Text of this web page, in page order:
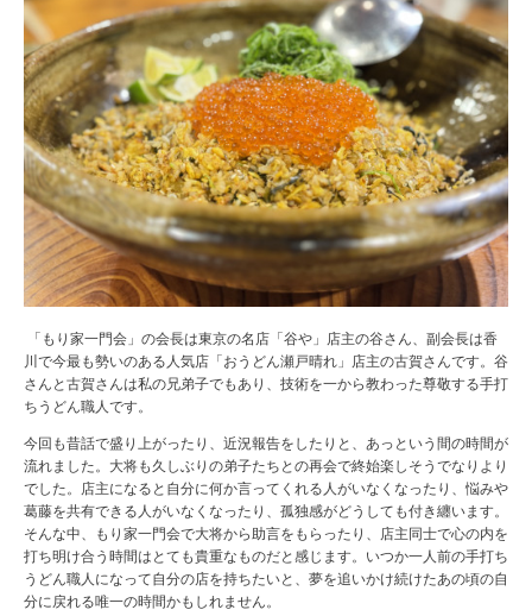
「もり家一門会」の会長は東京の名店「谷や」店主の谷さん、副会長は香
川で今最も勢いのある人気店「おうどん瀬戸晴れ」店主の古賀さんです。谷
さんと古賀さんは私の兄弟子でもあり、技術を一から教わった尊敬する手打
ちうどん職人です。
今回も昔話で盛り上がったり、近況報告をしたりと、あっという間の時間が
流れました。大将も久しぶりの弟子たちとの再会で終始楽しそうでなりより
でした。店主になると自分に何か言ってくれる人がいなくなったり、悩みや
葛藤を共有できる人がいなくなったり、孤独感がどうしても付き纏います。
そんな中、もり家一門会で大将から助言をもらったり、店主同士で心の内を
打ち明け合う時間はとても貴重なものだと感じます。いつか一人前の手打ち
うどん職人になって自分の店を持ちたいと、夢を追いかけ続けたあの頃の自
分に戻れる唯一の時間かもしれません。